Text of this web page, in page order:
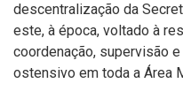
descentralização da
este, à época, voltado à
coordenação, supervisão
ostensivo em toda a Área